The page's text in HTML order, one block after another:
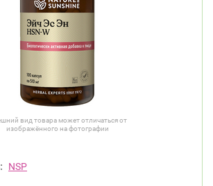
вид товара может отличаться от
изображённого на фотографии
NSP